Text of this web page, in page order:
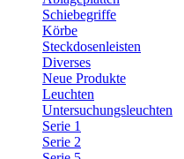
Schiebegriffe
Körbe
Steckdosenleisten
Diverses
Neue Produkte
Leuchten
Untersuchungsleuchten
Serie 1
Serie 2